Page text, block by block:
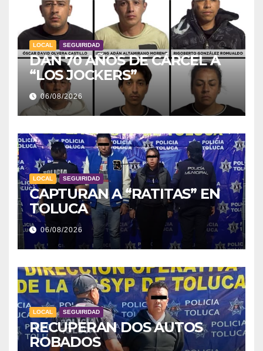
LOCAL SEGUIRIDAD
DAN 70 AÑOS DE CÁRCEL A
“LOS JOCKERS”
06/08/2026
LOCAL SEGUIRIDAD
CAPTURAN A “RATITAS” EN
TOLUCA
06/08/2026
LOCAL SEGUIRIDAD
RECUPERAN DOS AUTOS
ROBADOS